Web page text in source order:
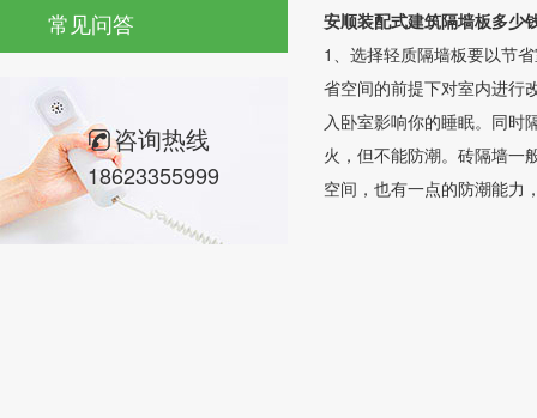
常见问答
咨询热线
18623355999
安顺装配式建筑隔墙板多少
1、选择轻质隔墙板要以节
省空间的前提下对室内进行
入卧室影响你的睡眠。同时
火，但不能防潮。砖隔墙一
空间，也有一点的防潮能力